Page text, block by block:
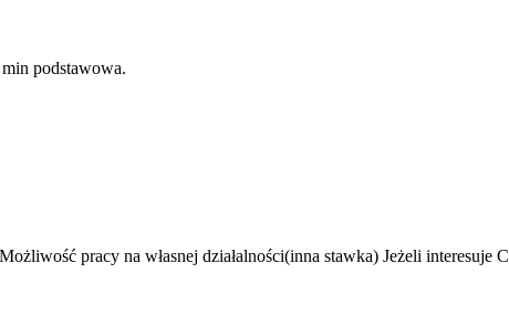
podstawowa.
pracy na własnej działalności(inna stawka) Jeżeli interesuje